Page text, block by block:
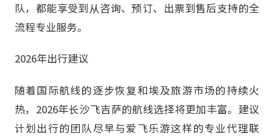
队，都能享受到从咨询、预订、出票到售后支持的全
流程专业服务。
2026年出行建议
随着国际航线的逐步恢复和埃及旅游市场的持续火
热，2026年长沙飞吉萨的航线选择将更加丰富。建议
计划出行的团队尽早与爱飞乐游这样的专业代理联